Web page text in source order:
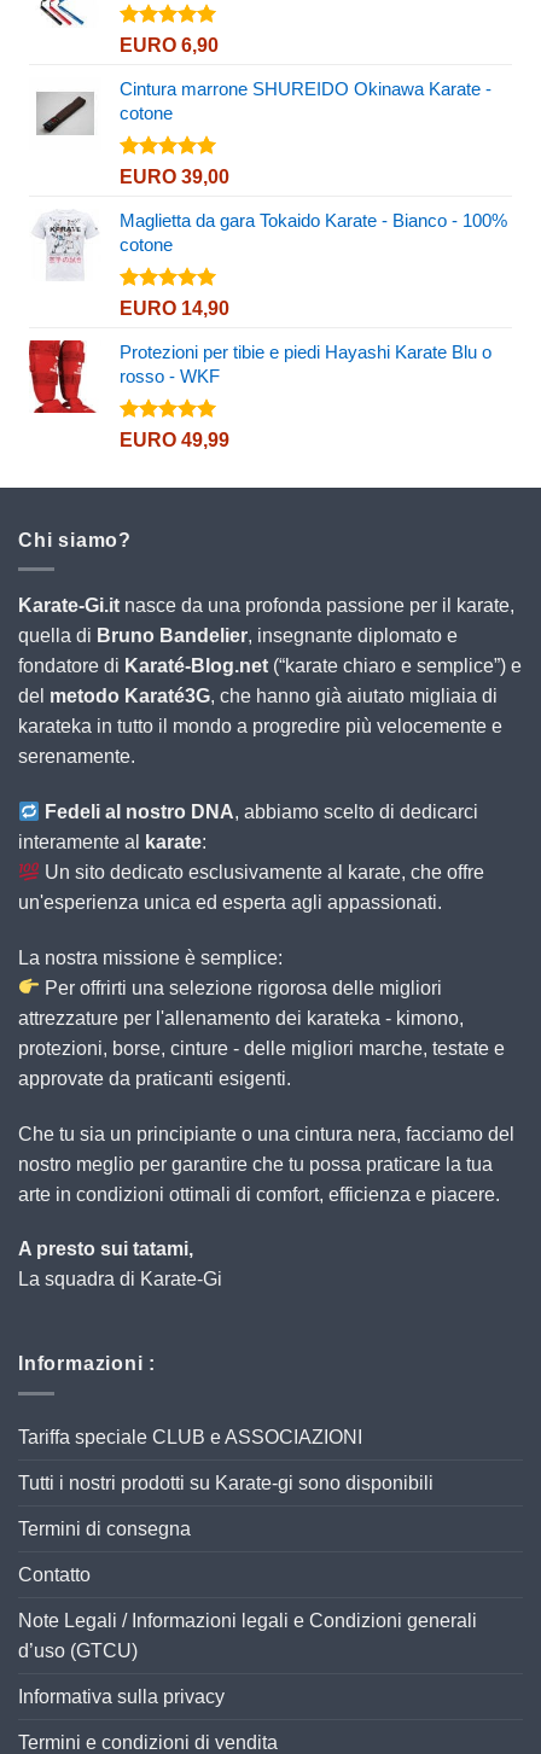
EURO 175,90
Valutato
su 5
EURO6,90
Cintura marrone SHUREIDO Okinawa Karate -
cotone
Valutato
EURO39,00
Maglietta da gara Tokaido Karate - Bianco - 100%
cotone
Valutato
EURO14,90
Protezioni per tibie e piedi Hayashi Karate Blu o
rosso - WKF
Valutato
EURO49,99
Chi siamo?
Karate-Gi.it nasce da una profonda passione per il karate,
quella di Bruno Bandelier, insegnante diplomato e
fondatore di Karaté-Blog.net (“karate chiaro e semplice”) e
del metodo Karaté3G, che hanno già aiutato migliaia di
karateka in tutto il mondo a progredire più velocemente e
serenamente.
Fedeli al nostro DNA, abbiamo scelto di dedicarci
interamente al
karate:
Un sito dedicato esclusivamente al karate, che offre
un'esperienza unica ed esperta agli appassionati.
La nostra missione è semplice:
Per offrirti una selezione rigorosa delle migliori
attrezzature per l'allenamento dei karateka - kimono,
protezioni, borse, cinture - delle migliori marche, testate e
approvate da praticanti esigenti.
Che tu sia un principiante o una cintura nera, facciamo del
nostro meglio per garantire che tu possa praticare la tua
arte in condizioni ottimali di comfort, efficienza e piacere.
A presto sui tatami,
La squadra di Karate-Gi
Informazioni :
Tariffa speciale CLUB e ASSOCIAZIONI
Tutti i nostri prodotti su Karate-gi sono disponibili
Termini di consegna
Contatto
Note Legali / Informazioni legali e Condizioni generali
d’uso (GTCU)
Informativa sulla privacy
Termini e condizioni di vendita